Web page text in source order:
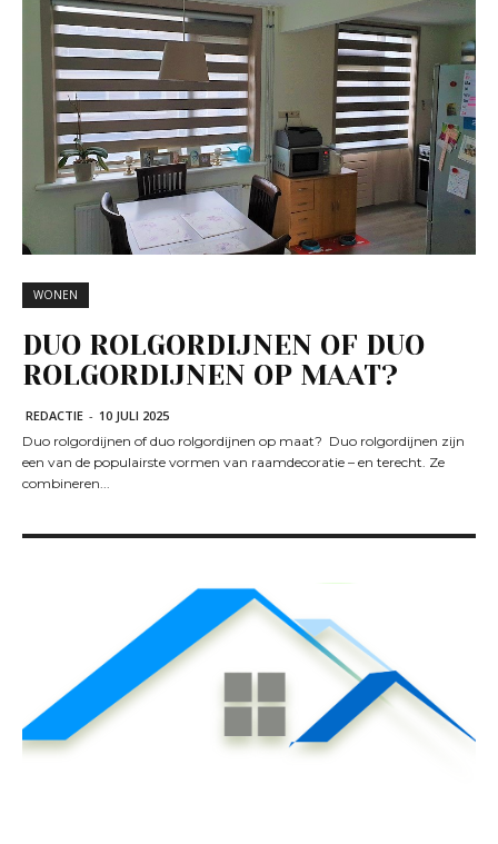
WONEN
DUO ROLGORDIJNEN OF DUO
ROLGORDIJNEN OP MAAT?
REDACTIE - 10 JULI 2025
Duo rolgordijnen of duo rolgordijnen op maat? Duo rolgordijnen zijn
een van de populairste vormen van raamdecoratie – en terecht. Ze
combineren...